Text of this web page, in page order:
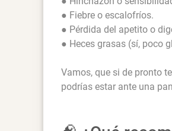
● Fiebre o escalofríos.
● Pérdida del apetito o
● Heces grasas (sí, poco
Vamos, que si de pronto
podrías estar ante una